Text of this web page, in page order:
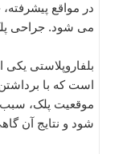
در مواقع
می شود. جراحی
بلفاروپلاستی
است که با
موقعیت پلک، سبب
شود و نتایج آن